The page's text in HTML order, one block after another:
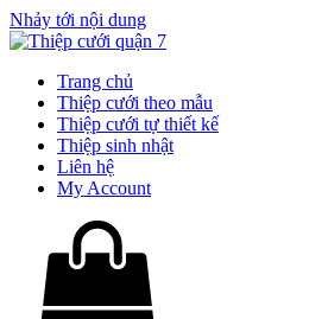
Nhảy tới nội dung
Trang chủ
Thiệp cưới theo mẫu
Thiệp cưới tự thiết kế
Thiệp sinh nhật
Liên hệ
My Account